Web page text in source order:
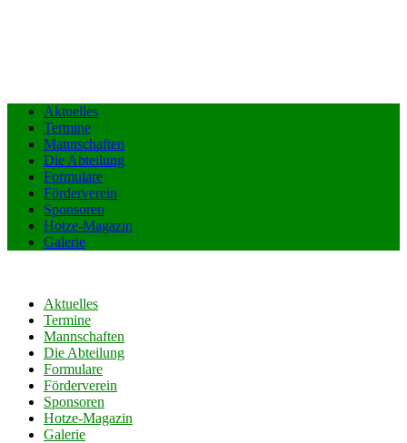
Aktuelles
Termine
Mannschaften
Die Abteilung
Formulare
Förderverein
Sponsoren
Hotze-Magazin
Galerie
Aktuelles
Termine
Mannschaften
Die Abteilung
Formulare
Förderverein
Sponsoren
Hotze-Magazin
Galerie